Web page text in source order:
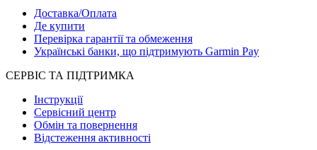
Доставка/Оплата
Де купити
Перевірка гарантії та обмеження
Українські банки, що підтримують Garmin Pay
СЕРВІС ТА ПІДТРИМКА
Інструкції
Сервісний центр
Обмін та повернення
Відстеження активності